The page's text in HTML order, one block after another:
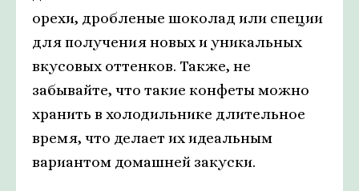
орехи, дробленые шоколад или специи
для получения новых и уникальных
вкусовых оттенков. Также, не
забывайте, что такие конфеты можно
хранить в холодильнике длительное
время, что делает их идеальным
вариантом домашней закуски.